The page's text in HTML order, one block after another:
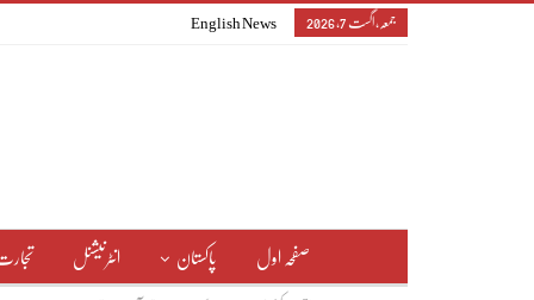
جمعہ, اگست 7, 2026 English News
صفحہ اول پاکستان انٹرنیشنل